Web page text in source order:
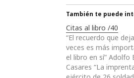
También te puede
Citas al libro /40
“El recuerdo que
veces es más
el libro en sí” Adolfo
Casares “La